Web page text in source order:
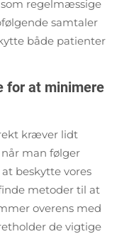
regelmæssige
samtaler
både patienter
for at minimere
kræver lidt
man følger
beskytte vores
metoder til at
overens med
de vigtige